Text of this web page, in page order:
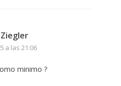
a las 21:06
minimo ?